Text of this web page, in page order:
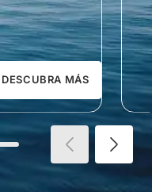
DESCUBRA MÁS